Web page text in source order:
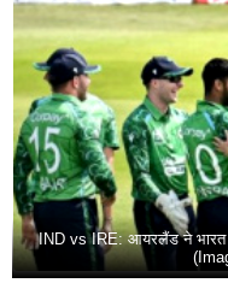
IND vs IRE: आयरलैंड ने भारत